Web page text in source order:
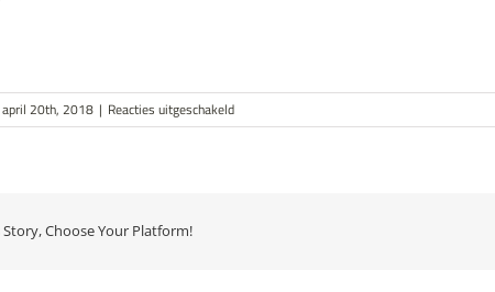
april 20th, 2018 | Reacties uitgeschakeldvoor
IMG_1459
Story, Choose Your Platform!